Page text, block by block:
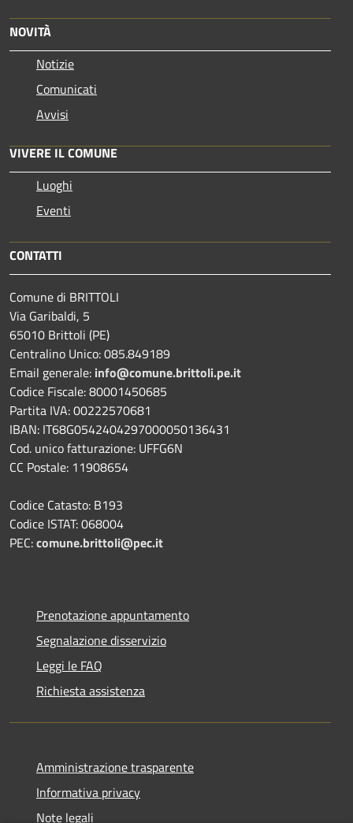
NOVITÀ
Notizie
Comunicati
Avvisi
VIVERE IL COMUNE
Luoghi
Eventi
CONTATTI
Comune di BRITTOLI
Via Garibaldi, 5
65010 Brittoli (PE)
Centralino Unico: 085.849189
Email generale: info@comune.brittoli.pe.it
Codice Fiscale: 80001450685
Partita IVA: 00222570681
IBAN: IT68G0542404297000050136431
Cod. unico fatturazione: UFFG6N
CC Postale: 11908654
Codice Catasto: B193
Codice ISTAT: 068004
PEC:comune.brittoli@pec.it
Prenotazione appuntamento
Segnalazione disservizio
Leggi le FAQ
Richiesta assistenza
Amministrazione trasparente
Informativa privacy
Note legali